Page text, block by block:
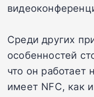
Среди других
особенностей
что он работает
имеет NFC, как